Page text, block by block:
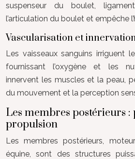
suspenseur du boulet,
l’articulation du boulet et empêche
Vascularisation et
Les vaisseaux sanguins irriguent
fournissant l’oxygène et les
innervent les muscles et la peau,
du mouvement et la perception
Les membres postérieurs :
propulsion
Les membres postérieurs,
équine, sont des structures